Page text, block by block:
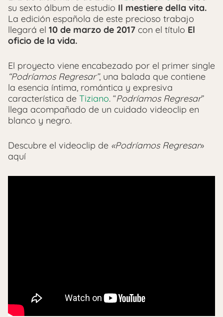
su sexto álbum de estudio Il mestiere della vita.
La edición española de este precioso trabajo
llegará el 10 de marzo de 2017 con el título El
oficio de la vida.
El proyecto viene encabezado por el primer single
“Podríamos Regresar”, una balada que contiene
la esencia íntima, romántica y expresiva
característica de Tiziano. “Podríamos Regresar”
llega acompañado de un cuidado videoclip en
blanco y negro.
Descubre el videoclip de «Podríamos Regresar»
aquí